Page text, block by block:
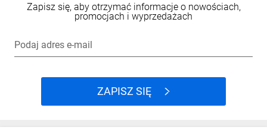
Zapisz się, aby otrzymać informacje o nowościach,
promocjach i wyprzedażach
Podaj adres e-mail
ZAPISZ SIĘ